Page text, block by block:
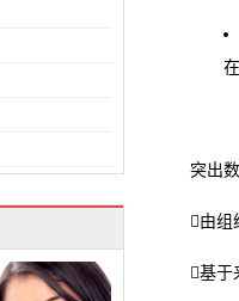
突出
由组
基于